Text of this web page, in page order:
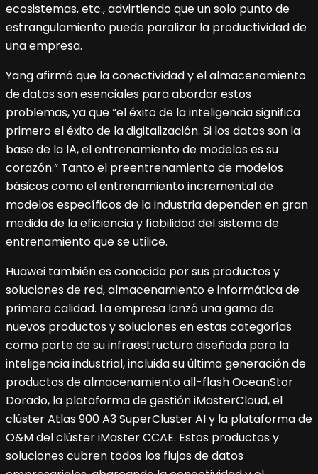
ecosistemas, etc., advirtiendo que un solo punto de
estrangulamiento puede paralizar la productividad de
una empresa.
Yang afirmó que la conectividad y el almacenamiento
de datos son esenciales para abordar estos
problemas, ya que “el éxito de la inteligencia significa
primero el éxito de la digitalización. Si los datos son la
base de la IA, el entrenamiento de modelos es su
corazón.” Tanto el preentrenamiento de modelos
básicos como el entrenamiento incremental de
modelos específicos de la industria dependen en gran
medida de la eficiencia y fiabilidad del sistema de
entrenamiento que se utilice.
Huawei también es conocida por sus productos y
soluciones de red, almacenamiento e informática de
primera calidad. La empresa lanzó una gama de
nuevos productos y soluciones en estas categorías
como parte de su infraestructura diseñada para la
inteligencia industrial, incluida su última generación de
productos de almacenamiento all-flash OceanStor
Dorado, la plataforma de gestión iMasterCloud, el
clúster Atlas 900 A3 SuperCluster AI y la plataforma de
O&M del clúster iMaster CCAE. Estos productos y
soluciones cubren todos los flujos de datos